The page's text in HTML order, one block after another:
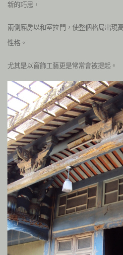
新的巧思，
兩側廂房以和室拉門，使整個格局出現
性格。
尤其是以窗飾工藝更是常常會被提起。